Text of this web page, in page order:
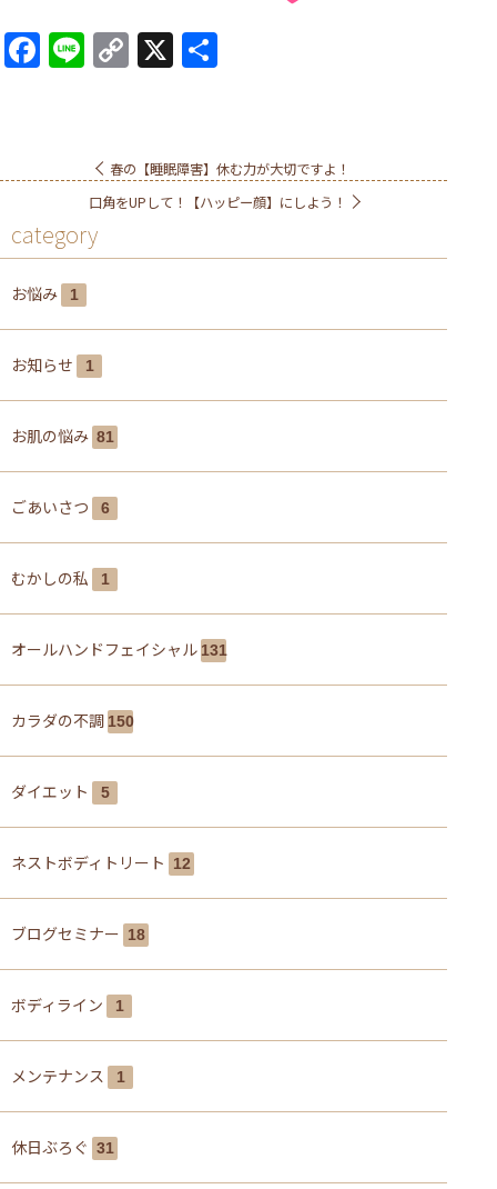
Facebook
LineCopy
Link
X
春の【睡眠障害】休む力が大切ですよ！
口角をUPして！【ハッピー顔】にしよう！
category
お悩み 1
お知らせ 1
お肌の悩み 81
ごあいさつ 6
むかしの私 1
オールハンドフェイシャル 131
カラダの不調 150
ダイエット 5
ネストボディトリート 12
ブログセミナー 18
ボディライン 1
メンテナンス 1
休日ぶろぐ 31